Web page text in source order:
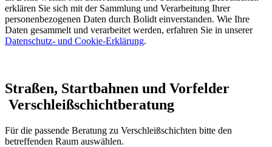
erklären Sie sich mit der Sammlung und Verarbeitung Ihrer
personenbezogenen Daten durch Bolidt einverstanden. Wie Ihre
Daten gesammelt und verarbeitet werden, erfahren Sie in unserer
Datenschutz- und Cookie-Erklärung.
Straßen, Startbahnen und Vorfelder
Verschleißschichtberatung
Für die passende Beratung zu Verschleißschichten bitte den
betreffenden Raum auswählen.